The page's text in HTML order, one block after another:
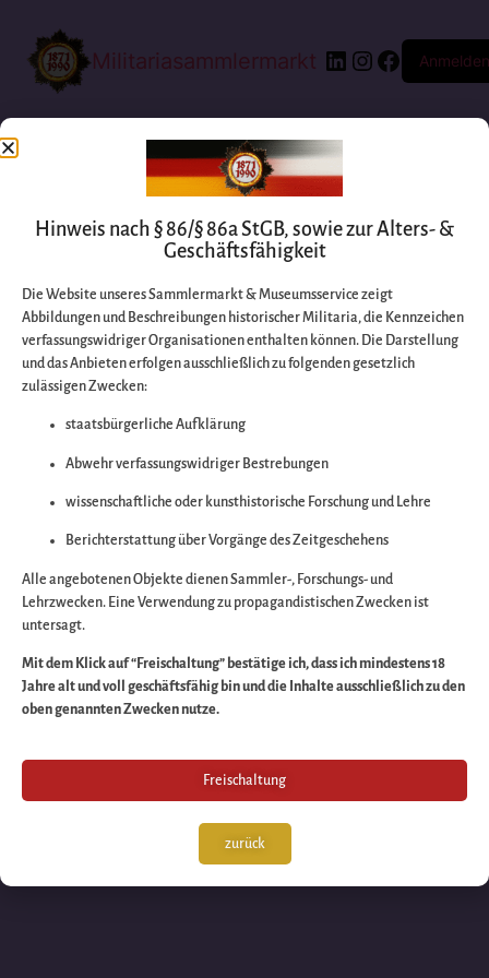
Militariasammlermarkt Anmelden
Entschuldigen Sie
bitte die
Wir arbeiten an
großartigen Sache
schauen Sie bald
wieder vorbei!
Hinweis nach § 86/§ 86a StGB, sowie zur Alters- &
Geschäftsfähigkeit
Die Website unseres Sammlermarkt & Museumsservice zeigt
Abbildungen und Beschreibungen historischer Militaria, die Kennzeichen
verfassungswidriger Organisationen enthalten können. Die Darstellung
und das Anbieten erfolgen ausschließlich zu folgenden gesetzlich
zulässigen Zwecken:
staatsbürgerliche Aufklärung
Abwehr verfassungswidriger Bestrebungen
wissenschaftliche oder kunsthistorische Forschung und Lehre
Berichterstattung über Vorgänge des Zeitgeschehens
Alle angebotenen Objekte dienen Sammler-, Forschungs- und
Lehrzwecken. Eine Verwendung zu propagandistischen Zwecken ist
untersagt.
Mit dem Klick auf “Freischaltung” bestätige ich, dass ich mindestens 18
Jahre alt und voll geschäftsfähig bin und die Inhalte ausschließlich zu den
oben genannten Zwecken nutze.
Freischaltung
zurück